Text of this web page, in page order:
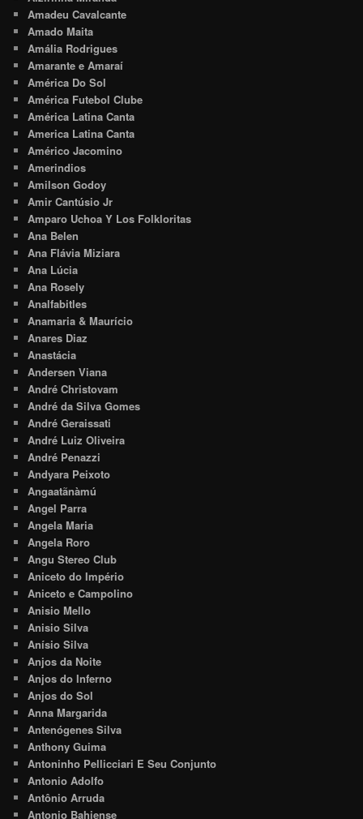
Amadeu Cavalcante
Amado Maita
Amália Rodrigues
Amarante e Amaraí
América Do Sol
América Futebol Clube
América Latina Canta
America Latina Canta
Américo Jacomino
Amerindios
Amilson Godoy
Amir Cantúsio Jr
Amparo Uchoa Y Los Folkloritas
Ana Belen
Ana Flávia Miziara
Ana Lúcia
Ana Rosely
Analfabitles
Anamaria & Maurício
Anares Diaz
Anastácia
Andersen Viana
André Christovam
André da Silva Gomes
André Geraissati
André Luiz Oliveira
André Penazzi
Andyara Peixoto
Angaatãnàmú
Angel Parra
Angela Maria
Angela Roro
Angu Stereo Club
Aniceto do Império
Aniceto e Campolino
Anisio Mello
Anisio Silva
Anísio Silva
Anjos da Noite
Anjos do Inferno
Anjos do Sol
Anna Margarida
Antenógenes Silva
Anthony Guima
Antoninho Pellicciari E Seu Conjunto
Antonio Adolfo
Antônio Arruda
Antonio Bahiense